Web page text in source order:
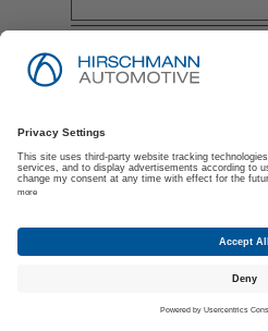
Política de Privacidad
Política de Privacidad de los